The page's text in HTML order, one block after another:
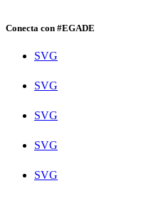
Conecta con #EGADE
SVG
SVG
SVG
SVG
SVG